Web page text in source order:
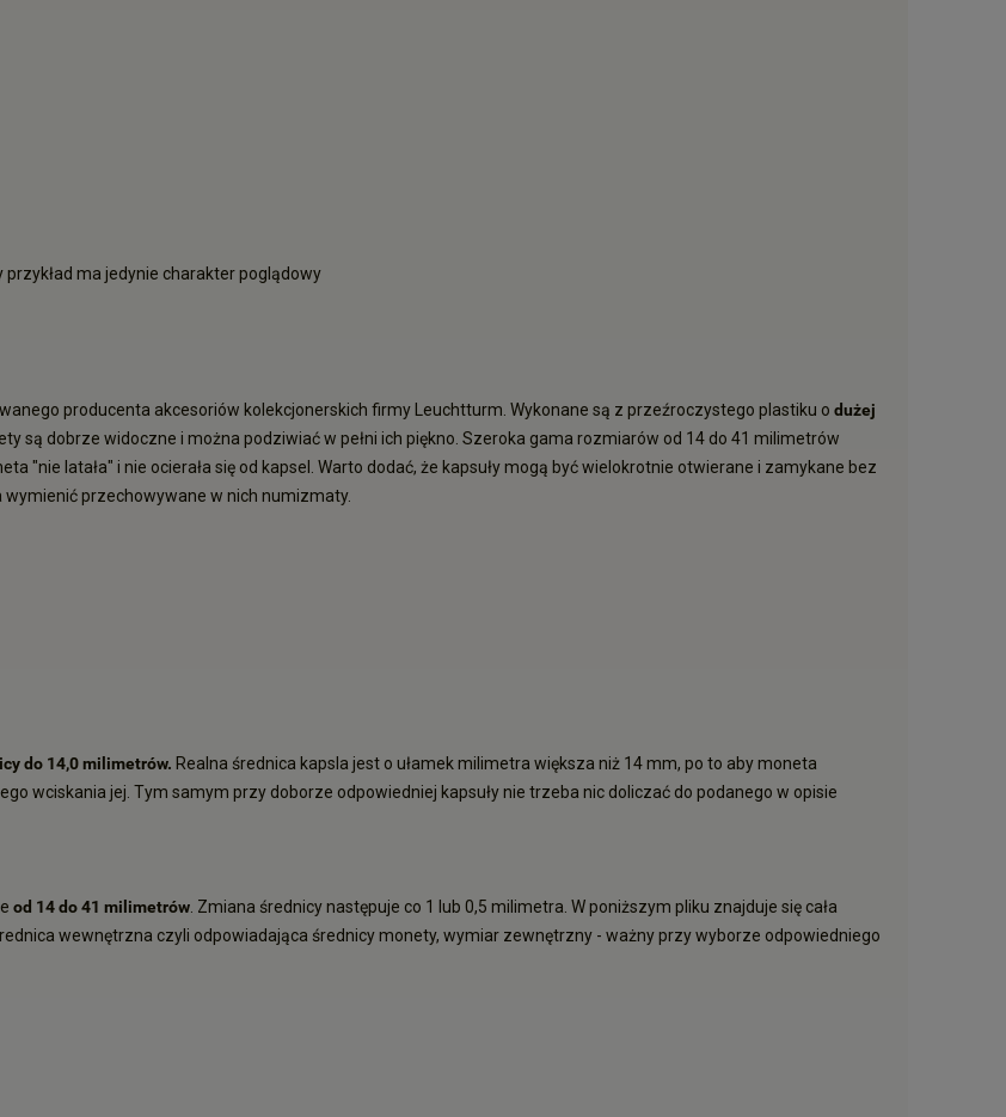
ma jedynie charakter poglądowy
producenta akcesoriów kolekcjonerskich firmy Leuchtturm. Wykonane są z przeźroczystego plastiku o dużej
są dobrze widoczne i można podziwiać w pełni ich piękno. Szeroka gama rozmiarów od 14 do 41 milimetrów
"nie latała" i nie ocierała się od kapsel. Warto dodać, że kapsuły mogą być wielokrotnie otwierane i zamykane bez
przechowywane w nich numizmaty.
do 14,0 milimetrów. Realna średnica kapsla jest o ułamek milimetra większa niż 14 mm, po to aby moneta
wciskania jej. Tym samym przy doborze odpowiedniej kapsuły nie trzeba nic doliczać do podanego w opisie
od 14 do 41 milimetrów . Zmiana średnicy następuje co 1 lub 0,5 milimetra. W poniższym pliku znajduje się cała
wewnętrzna czyli odpowiadająca średnicy monety, wymiar zewnętrzny - ważny przy wyborze odpowiedniego